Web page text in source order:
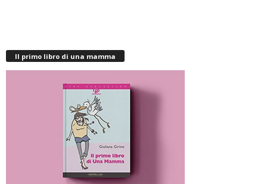
Il primo libro di una mamma